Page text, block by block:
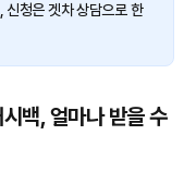
신청은 겟차 상담으로 한
백, 얼마나 받을 수